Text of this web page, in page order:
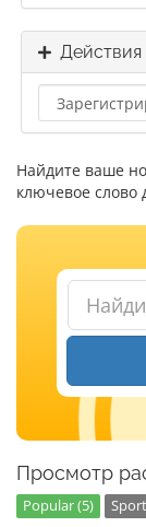
Действия
Найдите ваше
ключевое слово
Просмотр
Popular (5)